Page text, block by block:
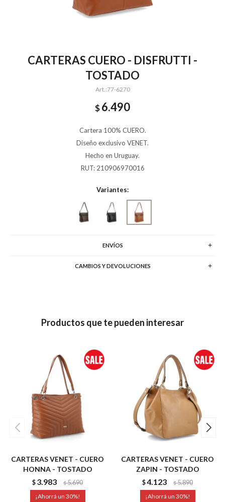
CARTERAS CUERO - DISFRUTTI -
TOSTADO
77-6270
$6.490
Cartera 100% CUERO.
Diseño exclusivo VENET.
Hecho en Uruguay.
RUT: 210906970016
Variantes:
ENVÍOS
CAMBIOS Y DEVOLUCIONES
Productos que te pueden interesar
CARTERAS VENET - CUERO
HONNA - TOSTADO
$3.983 $5.690
30
CARTERAS VENET - CUERO
ZAPIN - TOSTADO
$4.123 $5.890
30